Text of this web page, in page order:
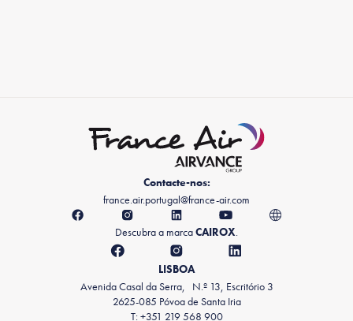
Contacte-nos:
france.air.portugal@france-air.com
Descubra a marcaCAIROX.
LISBOA
Avenida Casal da Serra, N.º 13, Escritório 3
2625-085 Póvoa de Santa Iria
T: +351 219 568 900